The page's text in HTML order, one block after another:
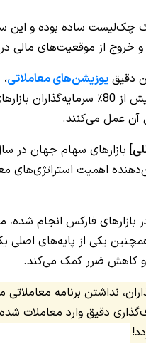
یک چک‌لیست ساده بوده و این
و خروج از موقعیت‌های مالی
پوزیشن‌های معاملاتی
بازارهای ارز می‌شود. بر اساس مطالعات
آن عمل می‌کنند.
که نشان‌دهنده اهمیت
یکی از پایه‌های اصلی
و کاهش ضرر کمک می‌کند.
دقیق وارد